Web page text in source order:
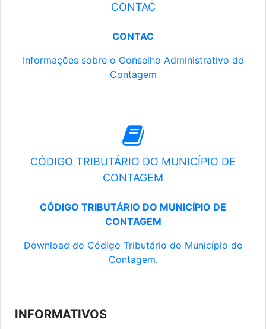
CONTAC
CONTAC
Informações sobre o Conselho Administrativo de
Contagem
CÓDIGO TRIBUTÁRIO DO MUNICÍPIO DE
CONTAGEM
CÓDIGO TRIBUTÁRIO DO MUNICÍPIO DE
CONTAGEM
Download do Código Tributário do Município de
Contagem.
INFORMATIVOS